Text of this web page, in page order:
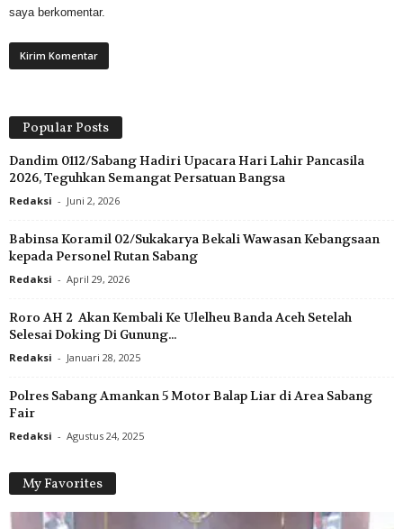
saya berkomentar.
Popular Posts
Dandim 0112/Sabang Hadiri Upacara Hari Lahir Pancasila
2026, Teguhkan Semangat Persatuan Bangsa
Redaksi - Juni 2, 2026
Babinsa Koramil 02/Sukakarya Bekali Wawasan Kebangsaan
kepada Personel Rutan Sabang
Redaksi - April 29, 2026
Roro AH 2 Akan Kembali Ke Ulelheu Banda Aceh Setelah
Selesai Doking Di Gunung...
Redaksi - Januari 28, 2025
Polres Sabang Amankan 5 Motor Balap Liar di Area Sabang
Fair
Redaksi - Agustus 24, 2025
My Favorites